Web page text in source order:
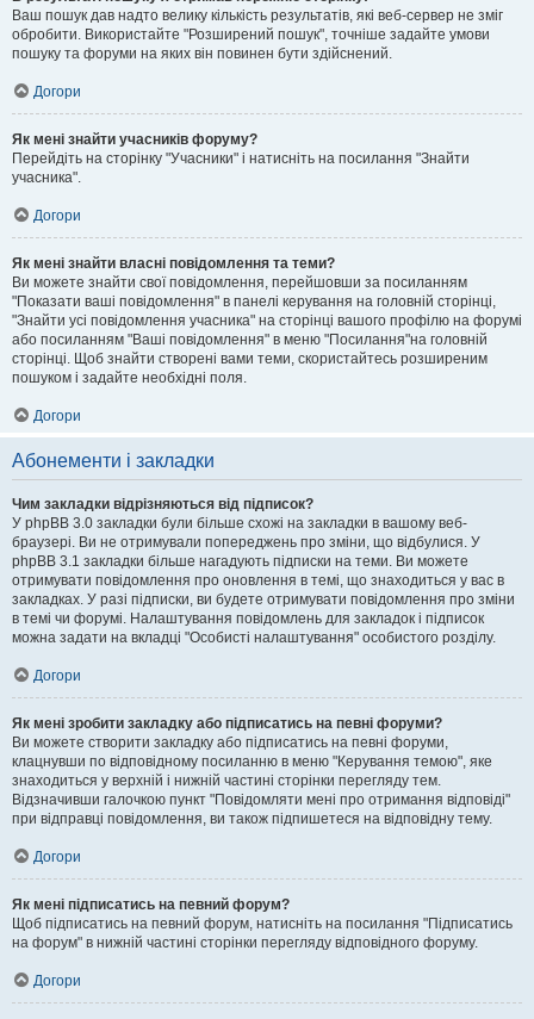
Ваш пошук дав надто велику кількість результатів, які веб-сервер не зміг
обробити. Використайте "Розширений пошук", точніше задайте умови
пошуку та форуми на яких він повинен бути здійснений.
Догори
Як мені знайти учасників форуму?
Перейдіть на сторінку "Учасники" і натисніть на посилання "Знайти
учасника".
Догори
Як мені знайти власні повідомлення та теми?
Ви можете знайти свої повідомлення, перейшовши за посиланням
"Показати ваші повідомлення" в панелі керування на головній сторінці,
"Знайти усі повідомлення учасника" на сторінці вашого профілю на форумі
або посиланням "Ваші повідомлення" в меню "Посилання"на головній
сторінці. Щоб знайти створені вами теми, скористайтесь розширеним
пошуком і задайте необхідні поля.
Догори
Абонементи і закладки
Чим закладки відрізняються від підписок?
У phpBB 3.0 закладки були більше схожі на закладки в вашому веб-
браузері. Ви не отримували попереджень про зміни, що відбулися. У
phpBB 3.1 закладки більше нагадують підписки на теми. Ви можете
отримувати повідомлення про оновлення в темі, що знаходиться у вас в
закладках. У разі підписки, ви будете отримувати повідомлення про зміни
в темі чи форумі. Налаштування повідомлень для закладок і підписок
можна задати на вкладці "Особисті налаштування" особистого розділу.
Догори
Як мені зробити закладку або підписатись на певні форуми?
Ви можете створити закладку або підписатись на певні форуми,
клацнувши по відповідному посиланню в меню "Керування темою", яке
знаходиться у верхній і нижній частині сторінки перегляду тем.
Відзначивши галочкою пункт "Повідомляти мені про отримання відповіді"
при відправці повідомлення, ви також підпишетеся на відповідну тему.
Догори
Як мені підписатись на певний форум?
Щоб підписатись на певний форум, натисніть на посилання "Підписатись
на форум" в нижній частині сторінки перегляду відповідного форуму.
Догори